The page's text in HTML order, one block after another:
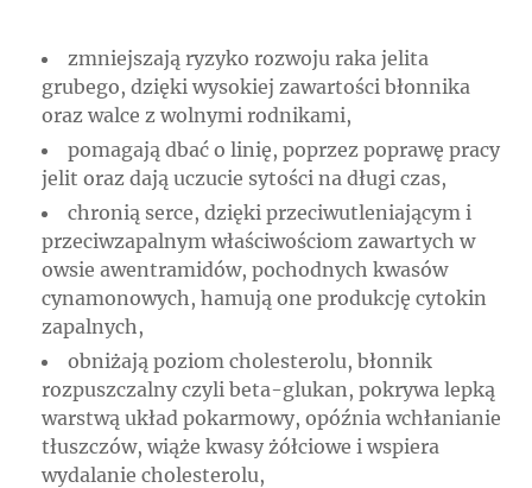
zmniejszają ryzyko rozwoju raka jelita
grubego, dzięki wysokiej zawartości błonnika
oraz walce z wolnymi rodnikami,
pomagają dbać o linię, poprzez poprawę pracy
jelit oraz dają uczucie sytości na długi czas,
chronią serce, dzięki przeciwutleniającym i
przeciwzapalnym właściwościom zawartych w
owsie awentramidów, pochodnych kwasów
cynamonowych, hamują one produkcję cytokin
zapalnych,
obniżają poziom cholesterolu, błonnik
rozpuszczalny czyli beta-glukan, pokrywa lepką
warstwą układ pokarmowy, opóźnia wchłanianie
tłuszczów, wiąże kwasy żółciowe i wspiera
wydalanie cholesterolu,